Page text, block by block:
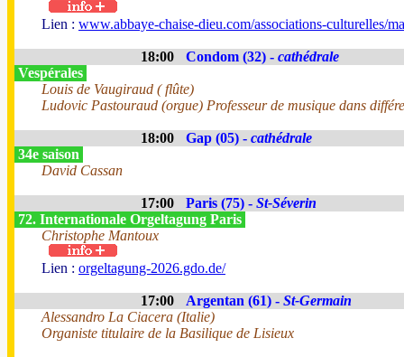
Lien : www.abbaye-chaise-dieu.com/associations-culturelles/
18:00 Condom (32) - cathédrale
Vespérales
Louis de Vaugiraud ( flûte)
Ludovic Pastouraud (orgue) Professeur de musique dans
18:00 Gap (05) - cathédrale
34e saison
David Cassan
17:00 Paris (75) - St-Séverin
72. Internationale Orgeltagung Paris
Christophe Mantoux
Lien : orgeltagung-2026.gdo.de/
17:00 Argentan (61) - St-Germain
Alessandro La Ciacera (Italie)
Organiste titulaire de la Basilique de Lisieux